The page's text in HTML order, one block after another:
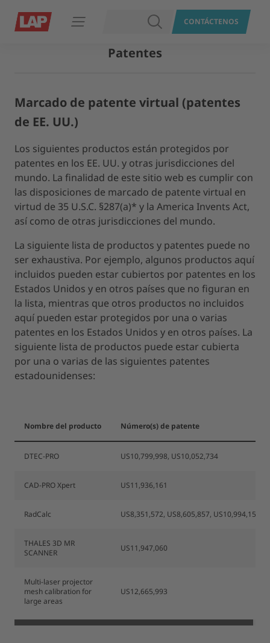
Abrir navegación BUSCARCONTÁCTENOS
Patentes
Marcado de patente virtual (patentes
de EE. UU.)
Los siguientes productos están protegidos por
patentes en los EE. UU. y otras jurisdicciones del
mundo. La finalidad de este sitio web es cumplir con
las disposiciones de marcado de patente virtual en
virtud de 35 U.S.C. §287(a)* y la America Invents Act,
así como de otras jurisdicciones del mundo.
La siguiente lista de productos y patentes puede no
ser exhaustiva. Por ejemplo, algunos productos aquí
incluidos pueden estar cubiertos por patentes en los
Estados Unidos y en otros países que no figuran en
la lista, mientras que otros productos no incluidos
aquí pueden estar protegidos por una o varias
patentes en los Estados Unidos y en otros países. La
siguiente lista de productos puede estar cubierta
por una o varias de las siguientes patentes
estadounidenses:
Nombre del producto Número(s) de patente
DTEC-PRO US10,799,998, US10,052,734
CAD-PRO Xpert US11,936,161
RadCalc US8,351,572, US8,605,857, US10,994,155
THALES 3D MR
SCANNER
US11,947,060
Multi-laser projector
mesh calibration for
large areas
US12,665,993